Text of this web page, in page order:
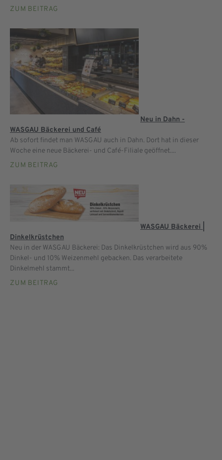
ZUM BEITRAG
Neu in Dahn -
WASGAU Bäckerei und Café
Ab sofort findet man WASGAU auch in Dahn. Dort hat in dieser
Woche eine neue Bäckerei- und Café-Filiale geöffnet....
ZUM BEITRAG
WASGAU Bäckerei |
Dinkelkrüstchen
Neu in der WASGAU Bäckerei: Das Dinkelkrüstchen wird aus 90%
Dinkel- und 10% Weizenmehl gebacken. Das verarbeitete
Dinkelmehl stammt...
ZUM BEITRAG